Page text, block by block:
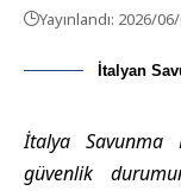
Yayınlandı: 2026/
İtalyan
İtalya Savunma
güvenlik